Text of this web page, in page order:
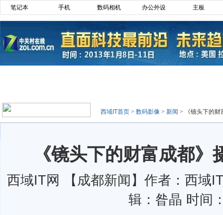
笔记本 手机 数码相机 办公外设 主板
西域IT首页 > 数码影像 > 新闻 > 《镜头下的
《镜头下的财富成都
西域IT网 【成都新闻】作者：西域
辑：昝晶 时间